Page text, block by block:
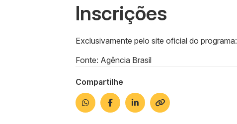
Inscrições
Exclusivamente pelo site oficial do programa:
Fonte: Agência Brasil
Compartilhe